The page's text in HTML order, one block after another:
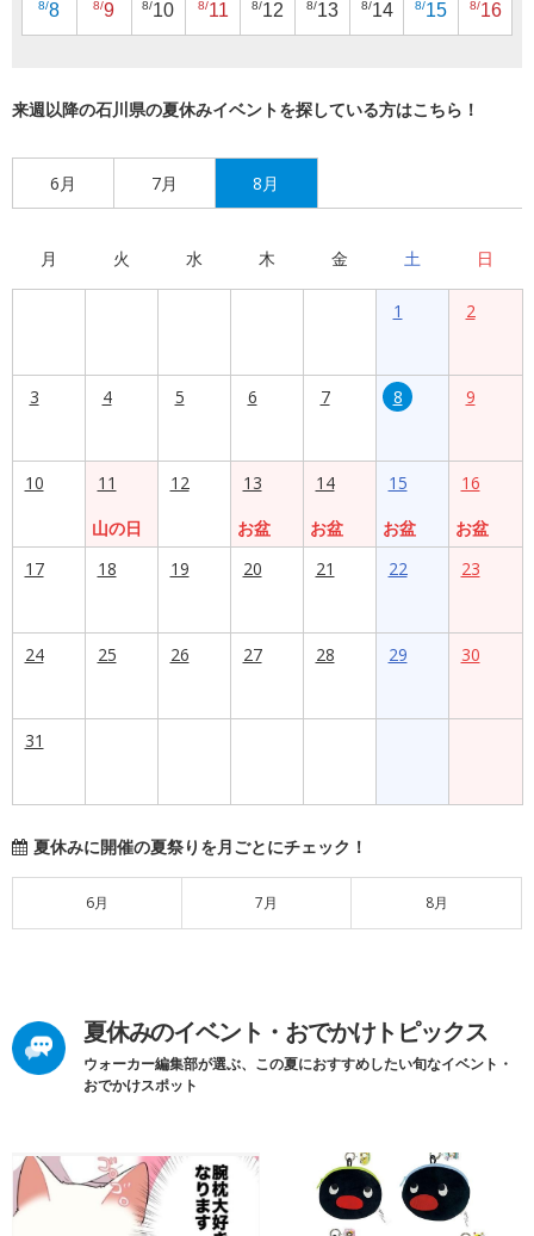
8/8 8/9 8/10 8/11 8/12 8/13 8/14 8/15 8/16
来週以降の石川県の夏休みイベントを探している方はこちら！
6月 7月 8月
月 火 水 木 金 土 日
1 2
3 4 5 6 7 8 9
10
11
山の日
12
13
お盆
14
お盆
15
お盆
16
お盆
17
18 19 20 21 22 23
24 25 26 27 28 29 30
31
夏休みに開催の夏祭りを月ごとにチェック！
6月 7月 8月
夏休みのイベント・おでかけトピックス
ウォーカー編集部が選ぶ、この夏におすすめしたい旬なイベント・
おでかけスポット